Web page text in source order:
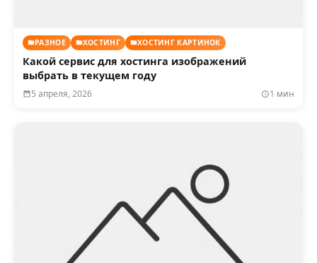
РАЗНОЕ ХОСТИНГ ХОСТИНГ КАРТИНОК
Какой сервис для хостинга изображений
выбрать в текущем году
5 апреля, 2026 1 мин